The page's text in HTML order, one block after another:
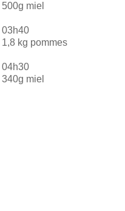
500g miel
03h40
1,8 kg pommes
04h30
340g miel